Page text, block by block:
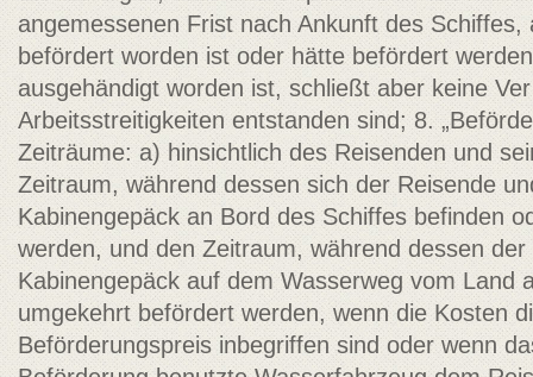
angemessenen Frist nach Ankunft des
befördert worden ist oder hätte befördert
ausgehändigt worden ist, schließt aber keine
Arbeitsstreitigkeiten entstanden sind; 8.
Zeiträume: a) hinsichtlich des Reisenden und
Zeitraum, während dessen sich der Reisende
Kabinengepäck an Bord des Schiffes befinden
werden, und den Zeitraum, während dessen
Kabinengepäck auf dem Wasserweg vom Land
umgekehrt befördert werden, wenn die Kosten
Beförderungspreis inbegriffen sind oder wenn